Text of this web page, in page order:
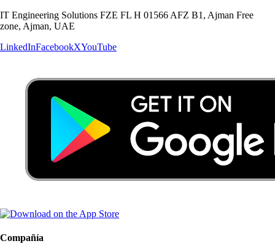
IT Engineering Solutions FZE FL H 01566 AFZ B1, Ajman Free
zone, Ajman, UAE
LinkedInFacebookXYouTube
Compañía